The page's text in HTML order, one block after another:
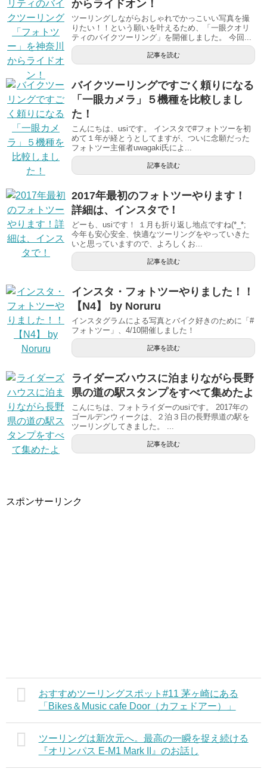
からライドオン！
ツーリングしながらおしゃれでかっこいい写真を撮
りたい！！という願いを叶えるため、「一眼クオリ
ティのバイクツーリング」を開催しました。 今回...
記事を読む
バイクツーリングですごく頼りになる
「一眼カメラ」５機種を比較しまし
た！
こんにちは、usiです。 インスタで#フォトツーを初
めて１年が経とうとしてますが、ついに念願だった
フォトツー主催者uwagaki氏によ...
記事を読む
2017年最初のフォトツーやります！
詳細は、インスタで！
どーも、usiです！ １月も折り返し地点ですね(*_*;
今年も安心安全、快適なツーリングをやっていきた
いと思っていますので、よろしくお...
記事を読む
インスタ・フォトツーやりました！！
【N4】 by Noruru
インスタグラムによる写真とバイク好きのために「#
フォトツー」、4/10開催しました！
記事を読む
ライダーズハウスに泊まりながら長野
県の道の駅スタンプをすべて集めたよ
こんにちは、フォトライダーのusiです。 2017年の
ゴールデンウィークは、２泊３日の長野県道の駅を
ツーリングしてきました。 ...
記事を読む
スポンサーリンク
おすすめツーリングスポット#11 茅ヶ崎にある
「Bikes＆Music cafe Door（カフェドアー）」
ツーリングは新次元へ。最高の一瞬を捉え続ける
『オリンパス E-M1 Mark II』のお話し